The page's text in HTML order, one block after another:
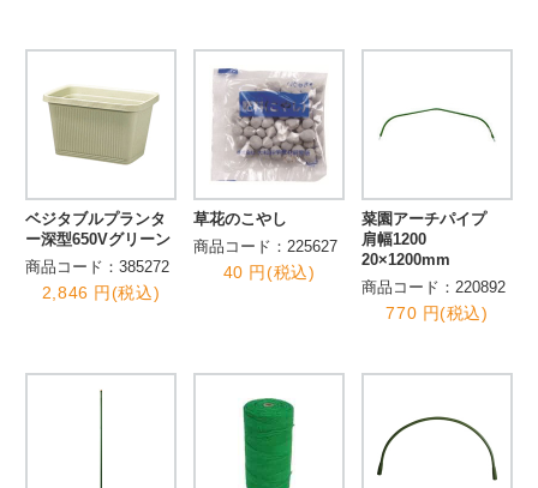
ベジタブルプランタ
ー深型650Vグリーン
商品コード：385272
2,846 円(税込)
草花のこやし
商品コード：225627
40 円(税込)
菜園アーチパイプ
肩幅1200
20×1200mm
商品コード：220892
770 円(税込)